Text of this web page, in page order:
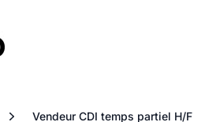
Vendeur CDI temps partiel H/F